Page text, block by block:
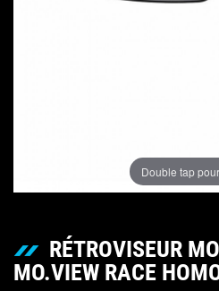
Double tap
RÉTROVISEUR
MO.VIEW RACE